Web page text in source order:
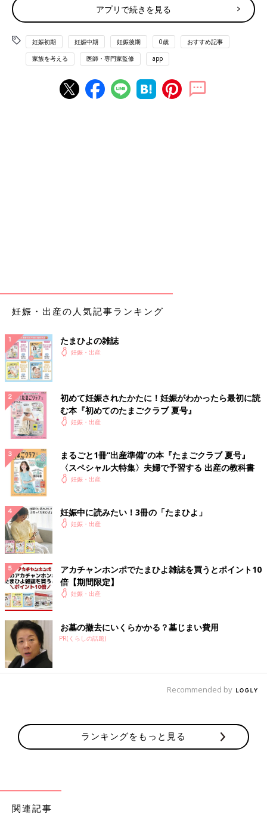
どもたちの命と向き合ってきました。NICUに勤務していたとき
には、手のひらほどの500〜600gという小ささで生まれた赤ちゃ
んたちや、重い持病を持って生まれた赤ちゃんたちに出会いまし
た。そこで学んだのは、彼らの生命力です。NICUでは残念なが
らなくなってしまう赤ちゃんもいますが、どの赤ちゃんも必死に
小児科病棟に勤務していたときには、虐待を受けて、極度の栄養
重要なのは、養子縁組制度を広く認知してもらうこ
と
――「安易な育児放棄につながる」、「子どもの出自を知る権利
が守られていない」、といった批判についてはどう考えますか。
小暮 これまで、子どもの虐待死の対策として2018年ころから
「妊娠期から支援を必要とする養育者への支援の強化」が行われ
てきました。予期しない妊娠などの困りごとがある妊婦さんが相
談できる機関や、特定妊婦（出産後の養育について出産前におい
て支援を行うことが、とくに必要と認められる妊婦）の支援が行
われてきましたが、赤ちゃんがトイレに置き去りにされたり、ゴ
ミ箱に遺棄されてしまう、といった虐待死は減っていません。虐
待死の数が減っていないのであれば、養育者の支援以外の対策を
考える必要があると思います。
「出自を知る権利」とは、親が匿名で赤ちゃんを預けられるシス
テムのため、親の名前がわからないということですが･･･そもそ
も生きられなければ出自を知る権利もないだろう、と思うんで
す。僕は小児科医です。小児科医は子どもの気持ちの代弁者でも
あります。なので、赤ちゃんの命を最優先に考えます。小児科医
として多くの子どもに接してきた経験から、まだ言葉を話さず泣
くだけの赤ちゃんですが、言わんとしていることをなんとなく感
じ取るときがあります。それは「生きたい」というメッセージ。
彼らの代弁者として、赤ちゃんたちが生きる権利をいちばん大切
にしたいと考えています。
――「赤ちゃんポスト」で守られた赤ちゃんの命は、どのように
育てられるのでしょうか。
小暮 乳児院で保護されたり、児童養護施設で育てられたり、特
す。私は赤ちゃんの虐待死を予防するために最も重要なのは、育
ての親へつなげる特別養子縁組制度や里親制度を妊婦さんに認知
してもらうことだと考えています。予期せず妊娠し、出産しても
って支援がつながる社会に早くなってほしいと思います。それが
あれば、「赤ちゃんポスト」に預けなくて済みます。現在はその
アプリで続きを見る
妊娠初期 妊娠中期 妊娠後期 0歳 おすすめ記事
家族を考える 医師・専門家監修 app
妊娠・出産の人気記事ランキング
たまひよの雑誌
妊娠・出産
初めて妊娠されたかたに！妊娠がわかったら最初に読
む本『初めてのたまごクラブ 夏号』
妊娠・出産
まるごと1冊“出産準備”の本『たまごクラブ 夏号』
〈スペシャル大特集〉夫婦で予習する 出産の教科書
妊娠・出産
妊娠中に読みたい！3冊の「たまひよ」
妊娠・出産
アカチャンホンポでたまひよ雑誌を買うとポイント10
倍【期間限定】
妊娠・出産
お墓の撤去にいくらかかる？墓じまい費用
PR(くらしの話題)
Recommended by
ランキングをもっと見る
関連記事